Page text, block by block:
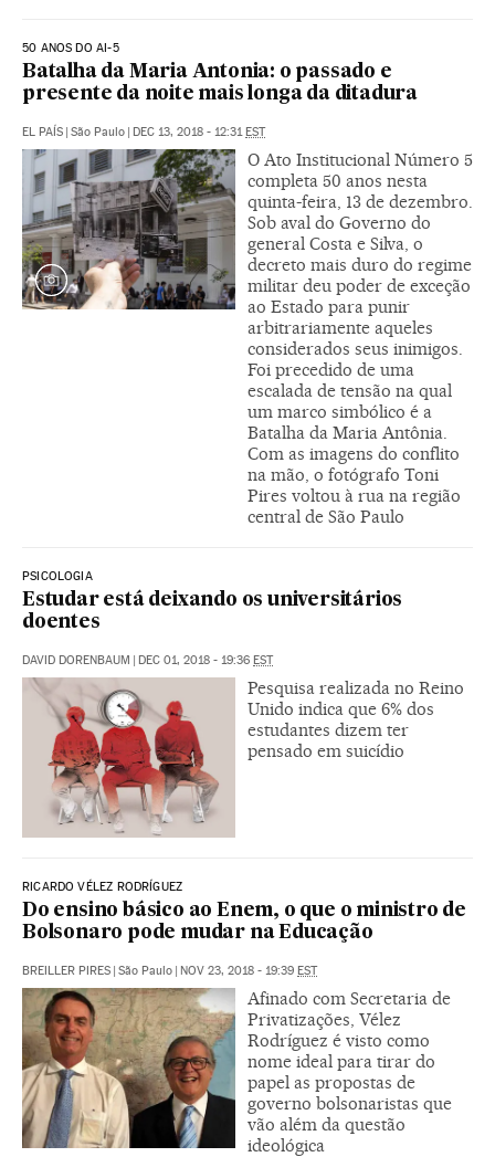
50 ANOS DO AI-5
Batalha da Maria Antonia: o passado e
presente da noite mais longa da ditadura
EL PAÍS | São Paulo | DEC 13, 2018 - 12:31EST
O Ato Institucional Número 5
completa 50 anos nesta
quinta-feira, 13 de dezembro.
Sob aval do Governo do
general Costa e Silva, o
decreto mais duro do regime
militar deu poder de exceção
ao Estado para punir
arbitrariamente aqueles
considerados seus inimigos.
Foi precedido de uma
escalada de tensão na qual
um marco simbólico é a
Batalha da Maria Antônia.
Com as imagens do conflito
na mão, o fotógrafo Toni
Pires voltou à rua na região
central de São Paulo
PSICOLOGIA
Estudar está deixando os universitários
doentes
DAVID DORENBAUM | DEC 01, 2018 - 19:36 EST
Pesquisa realizada no Reino
Unido indica que 6% dos
estudantes dizem ter
pensado em suicídio
RICARDO VÉLEZ RODRÍGUEZ
Do ensino básico ao Enem, o que o ministro de
Bolsonaro pode mudar na Educação
BREILLER PIRES | São Paulo | NOV 23, 2018 - 19:39 EST
Afinado com Secretaria de
Privatizações, Vélez
Rodríguez é visto como
nome ideal para tirar do
papel as propostas de
governo bolsonaristas que
vão além da questão
ideológica